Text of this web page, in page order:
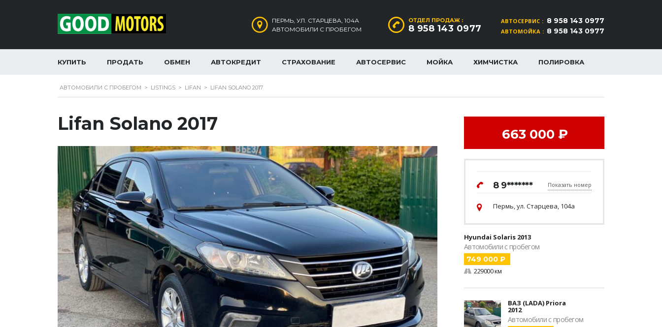
АВТОСЕРВИС : 8 958 143 0977
АВТОМОЙКА : 8 958 143 0977
ОТДЕЛ ПРОДАЖ :
8 958 143 0977
ПЕРМЬ, УЛ. СТАРЦЕВА, 104А
АВТОМОБИЛИ С ПРОБЕГОМ
КУПИТЬ ПРОДАТЬ ОБМЕН АВТОКРЕДИТ СТРАХОВАНИЕ АВТОСЕРВИС МОЙКА ХИМЧИСТКА ПОЛИРОВКА
АВТОМОБИЛИ С ПРОБЕГОМ > LISTINGS > LIFAN > LIFAN SOLANO 2017
Lifan Solano 2017 663 000 ₽
8 9******* Показать номер
Пермь, ул. Старцева, 104а
Hyundai Solaris 2013
Автомобили с пробегом
749 000 ₽
229000 км
ВАЗ (LADA) Priora
2012
Автомобили с пробегом